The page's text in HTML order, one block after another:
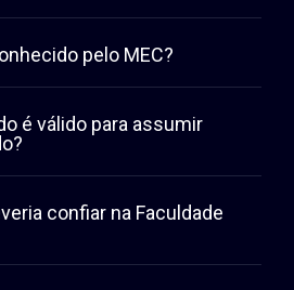
é imediato?
pelo MEC?
é válido para assumir
confiar na Faculdade